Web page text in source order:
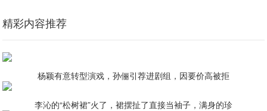
精彩内容推荐
杨颖有意转型演戏，孙俪引荐进剧组，因要价高被拒
李沁的“松树裙”火了，裙摆扯了直接当袖子，满身的珍